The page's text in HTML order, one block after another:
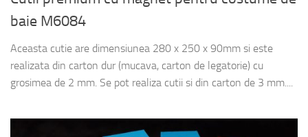
baie M6084
Aceasta cutie are dimensiunea 280 x 250 x 90mm si este
realizata din carton dur (mucava, carton de legatorie) cu
grosimea de 2 mm. Se pot realiza cutii si din carton de 3 mm....